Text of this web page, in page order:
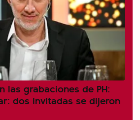
las grabaciones de PH:
dos invitadas se dijeron